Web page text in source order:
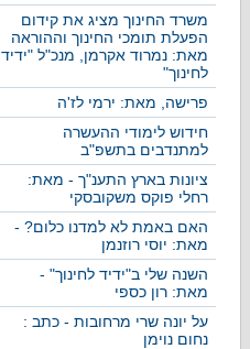
משרד החינוך מציג את קידום
הפעלת תומכי החינוך וההוראה
מאת: נמרוד אקרמן, מנכ"ל "ידיד
לחינוך"
פרישה, מאת: ירמי לז'ה
חידוש לימודי ההעשרה
למתנדבים בתשפ"ב
ציונות בארץ התענ"ך - מאת:
רחלי פוקס משקובסקי
האם באמת לא למדנו כלום? -
מאת: יוסי רוזנמן
השנה שלי ב"ידיד לחינוך" -
מאת: רון כספי
על יונה שרי מרחובות - כתב :
נחום נוימן